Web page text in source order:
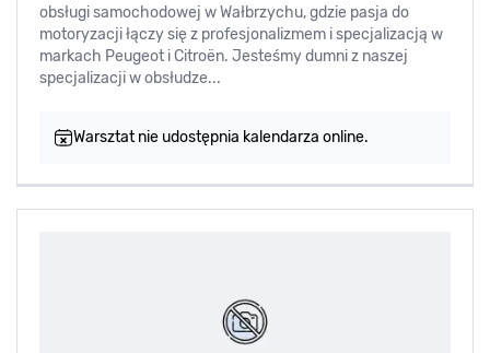
obsługi samochodowej w Wałbrzychu, gdzie pasja do
motoryzacji łączy się z profesjonalizmem i specjalizacją w
markach Peugeot i Citroën. Jesteśmy dumni z naszej
specjalizacji w obsłudze...
Warsztat nie udostępnia kalendarza online.